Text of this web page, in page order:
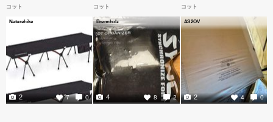
コット
Naturehike
7 0
2
コット
Brennholz
8 2
4
コット
AS2OV
4 0
2